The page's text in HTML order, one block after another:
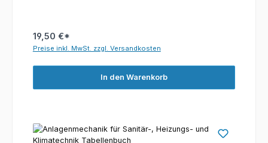
19,50 €*
Preise inkl. MwSt. zzgl. Versandkosten
In den Warenkorb